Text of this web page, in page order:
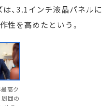
、3.1インチ液晶パネルに
性を高めたという。
高ク
囲の